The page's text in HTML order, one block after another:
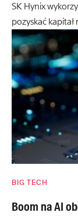
SK Hynix
pozyskać
BIG TECH
Boom na AI